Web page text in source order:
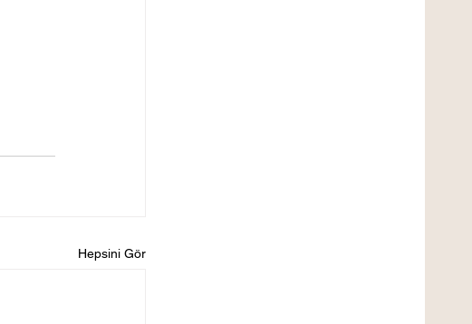
Hepsini Gör